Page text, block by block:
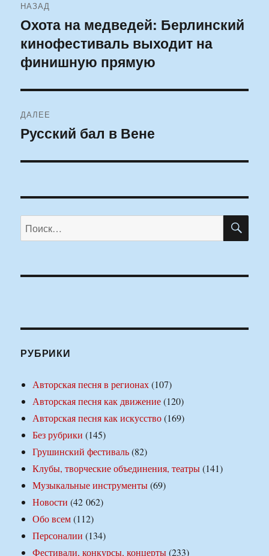
по
записям
НАЗАД
Предыдущая
запись:
Охота на медведей: Берлинский
кинофестиваль выходит на
финишную прямую
ДАЛЕЕ
Следующая
Русский бал в Вене
Искать:
РУБРИКИ
Авторская песня в регионах(107)
Авторская песня как движение(120)
Авторская песня как искусство(169)
Без рубрики (145)
Грушинский фестиваль(82)
Клубы, творческие объединения, театры(141)
Музыкальные инструменты(69)
Новости (42 062)
Обо всем(112)
Персоналии (134)
Фестивали, конкурсы, концерты(233)